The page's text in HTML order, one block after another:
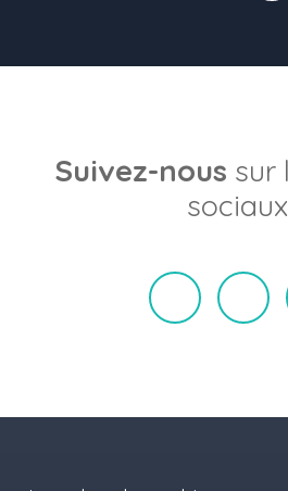
Suivez-nous sur